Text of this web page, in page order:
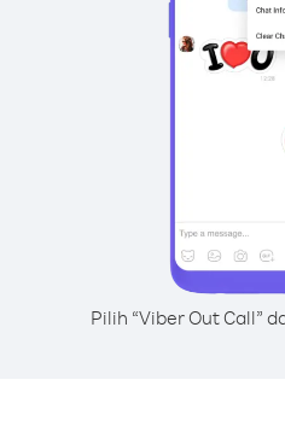
Pilih “Viber Out Call”